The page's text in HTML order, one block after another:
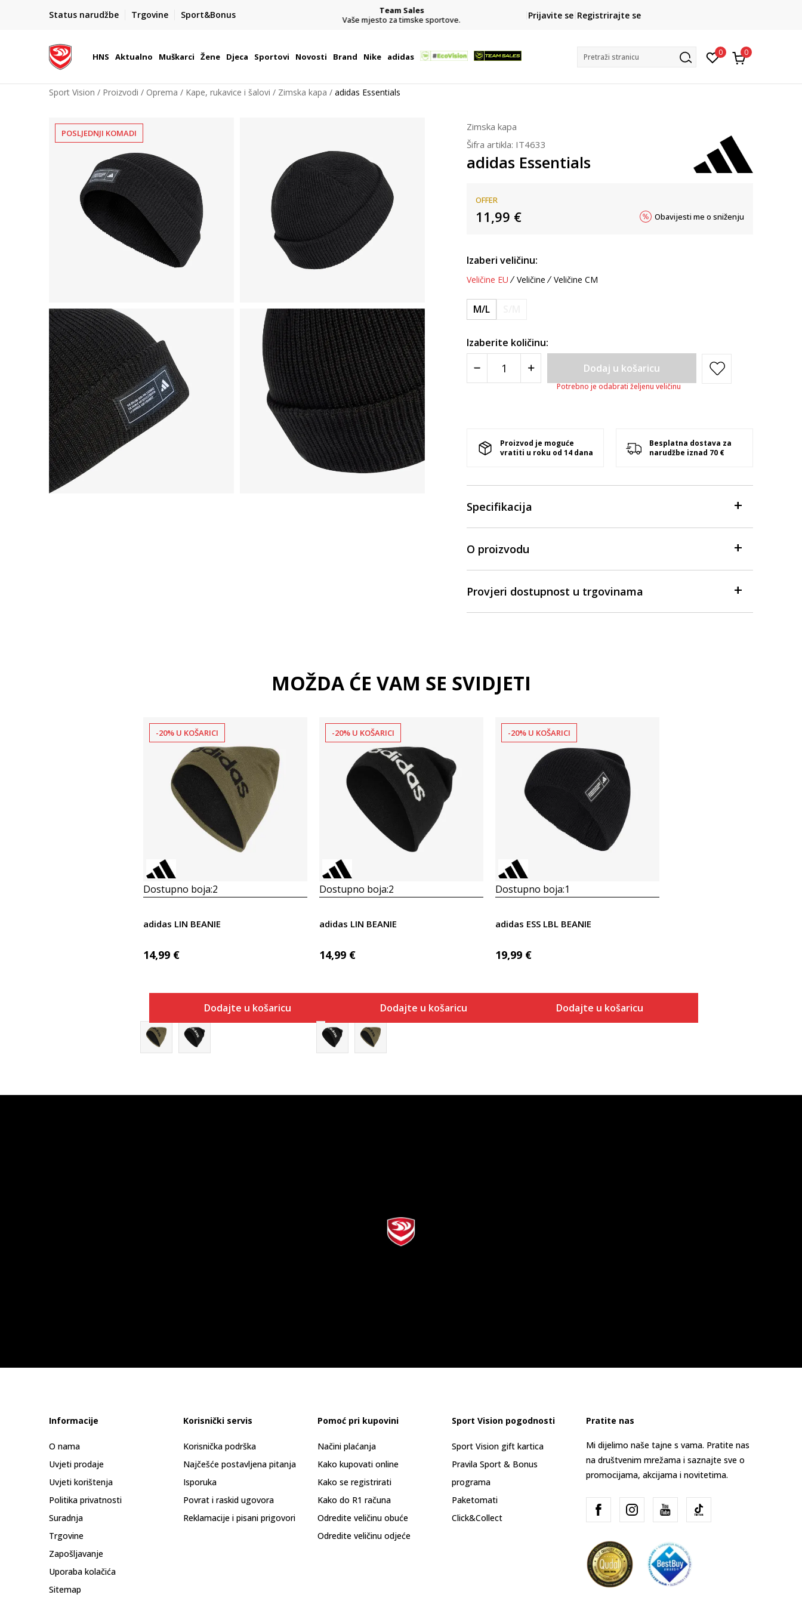
Status narudžbe Trgovine Sport&Bonus
BOX NOW
Dostava 1,50 €
| Više od 800 paketomata u Hrvatskoj
Team Sales
Vaše mjesto za timske sportove.
CLICK& COLLECT
besplatno preuzimanje u trgovini
Prijavite se Registrirajte se
HNS Aktualno Muškarci Žene Djeca Sportovi Novosti Brand Nike adidas Pretraži stranicu 0 0
Sport Vision Proizvodi Oprema Kape, rukavice i šalovi Zimska kapa adidas Essentials
POSLJEDNJI KOMADI
Zimska kapa
Šifra artikla: IT4633
adidas Essentials
OFFER
11,99 € Obavijesti me o sniženju
Izaberi veličinu:
Veličine EU Veličine Veličine CM
M/L
Izaberite količinu:
Dodaj u košaricu
Potrebno je odabrati željenu veličinu
Proizvod je moguće
vratiti u roku od 14 dana
Besplatna dostava za
narudžbe iznad 70 €
Specifikacija
O proizvodu
Provjeri dostupnost u trgovinama
MOŽDA ĆE VAM SE SVIDJETI
-20% U KOŠARICI
Dostupno boja:2
adidas LIN BEANIE
14,99 €
Dodajte u košaricu
-20% U KOŠARICI
Dostupno boja:2
adidas LIN BEANIE
14,99 €
Dodajte u košaricu
-20% U KOŠARICI
Dostupno boja:1
adidas ESS LBL BEANIE
19,99 €
Dodajte u košaricu
Informacije
O nama
Uvjeti prodaje
Uvjeti korištenja
Politika privatnosti
Suradnja
Trgovine
Zapošljavanje
Uporaba kolačića
Sitemap
Korisnički servis
Korisnička podrška
Najčešće postavljena pitanja
Isporuka
Povrat i raskid ugovora
Reklamacije i pisani prigovori
Pomoć pri kupovini
Načini plaćanja
Kako kupovati online
Kako se registrirati
Kako do R1 računa
Odredite veličinu obuće
Odredite veličinu odjeće
Sport Vision pogodnosti
Sport Vision gift kartica
Pravila Sport & Bonus
programa
Paketomati
Click&Collect
Pratite nas
Mi dijelimo naše tajne s vama. Pratite nas
na društvenim mrežama i saznajte sve o
promocijama, akcijama i novitetima.